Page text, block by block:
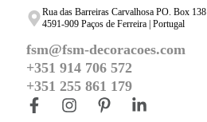
Rua das Barreiras Carvalhosa PO. Box 138
4591-909 Paços de Ferreira | Portugal
fsm@fsm-decoracoes.com
+351 914 706 572
+351 255 861 179